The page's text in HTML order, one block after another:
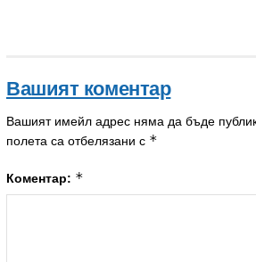
Вашият коментар
Вашият имейл адрес няма да бъде
полета са отбелязани с *
Коментар: *